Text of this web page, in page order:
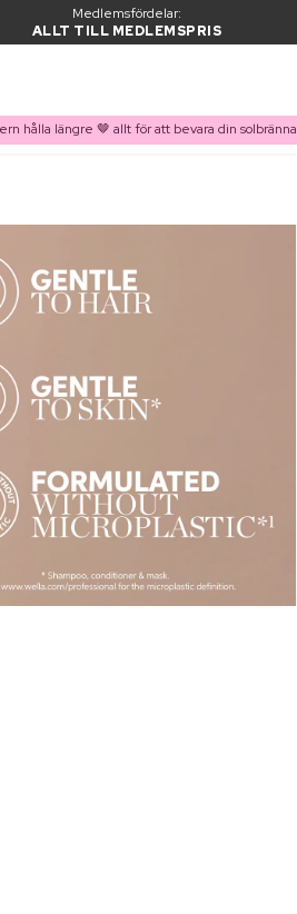
Medlemsfördelar:
ALLT TILL MEDLEMSPRIS
hålla längre 🤎 allt för att bevara din solbränna